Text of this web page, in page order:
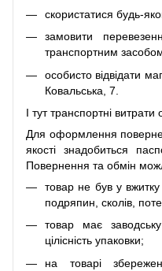
скористатися будь-
замовити
транспортним
особисто відвідати
Ковальська, 7.
І тут транспортні
Для оформлення
якості знадобиться
Повернення та обмін
товар не був у
подряпин, сколів,
товар має
цілісність упаковки;
на товарі